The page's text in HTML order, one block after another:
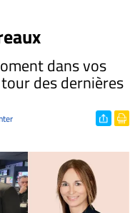
dans vos
des dernières